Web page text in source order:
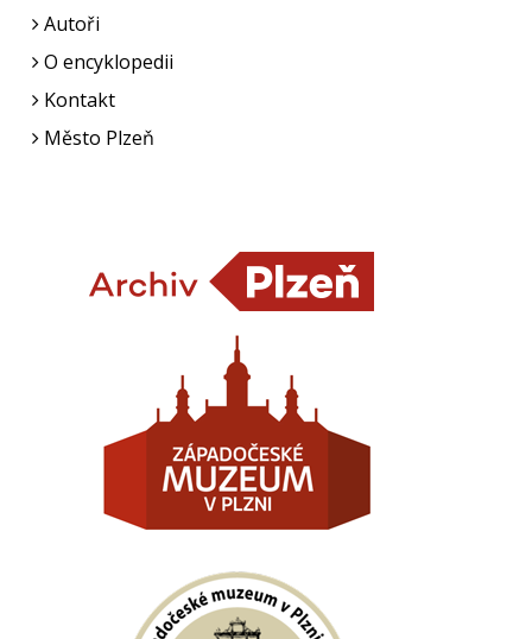
Autoři
O encyklopedii
Kontakt
Město Plzeň